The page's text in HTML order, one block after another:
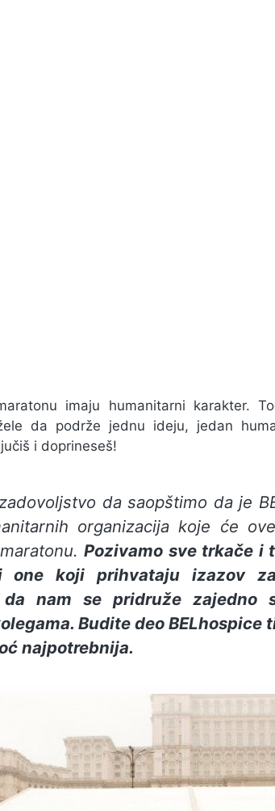
imaju humanitarni karakter.
da podrže jednu ideju, jedan
i doprineseš!
da saopštimo da je
organizacija koje će
Pozivamo sve trkače i
one koji prihvataju izazov
da nam se pridruže zajedno
Budite deo BELhospice
najpotrebnija.